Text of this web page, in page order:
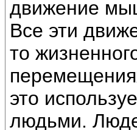
движение
Все эти
то
это
людьми.